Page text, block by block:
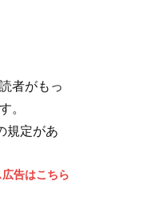
者がもっ
。
規定があ
告はこちら